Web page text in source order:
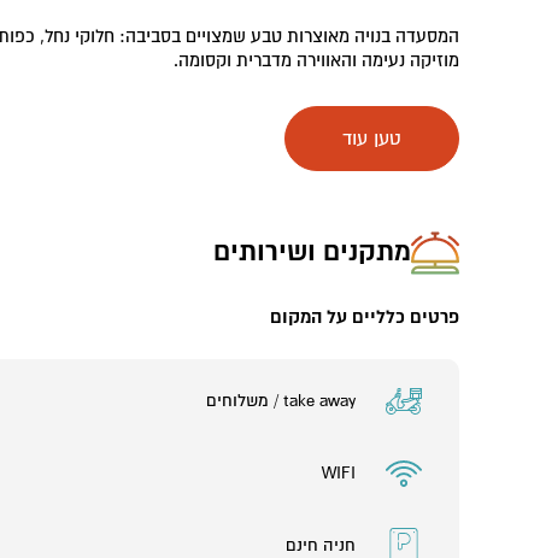
המסעדה בנויה מאוצרות טבע שמצויים בסביבה: חלוקי נחל,
מוזיקה נעימה והאווירה מדברית וקסומה.
בחזרה ממנו.טען עוד
מתקנים ושירותים
פרטים כלליים על המקום
take away / משלוחים
WIFI
חניה חינם